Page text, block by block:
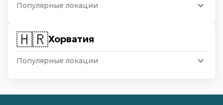
Популярные локации
🇭🇷Хорватия
Популярные локации